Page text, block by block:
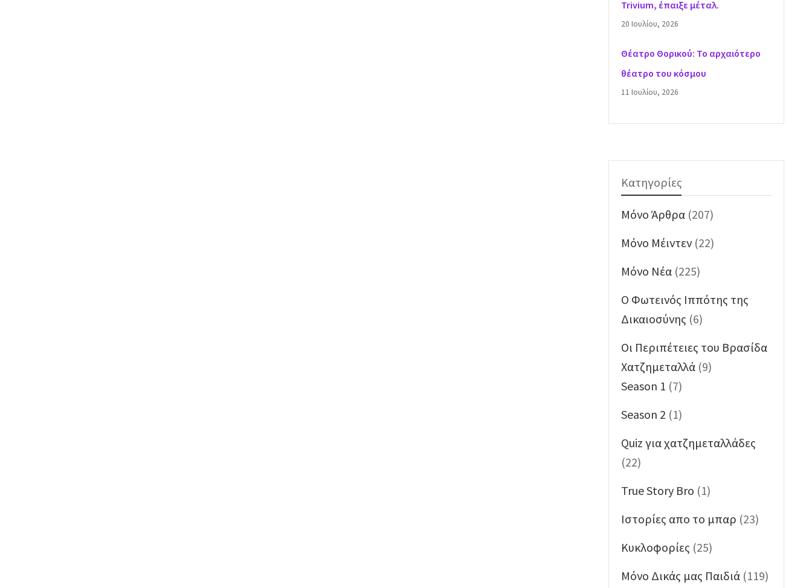
Trivium, έπαιξε μέταλ.
20 Ιουλίου, 2026
Θέατρο Θορικού: Το αρχαιότερο
θέατρο του κόσμου
11 Ιουλίου, 2026
Κατηγορίες
Mόνο Άρθρα (207)
Mόνο Μέιντεν (22)
Mόνο Νέα (225)
O Φωτεινός Ιππότης της
Δικαιοσύνης (6)
Oι Περιπέτειες του Βρασίδα
Χατζημεταλλά (9)
Season 1 (7)
Season 2 (1)
Quiz για χατζημεταλλάδες
(22)
True Story Bro (1)
Ιστορίες απο το μπαρ (23)
Κυκλοφορίες (25)
Μόνο Δικάς μας Παιδιά (119)